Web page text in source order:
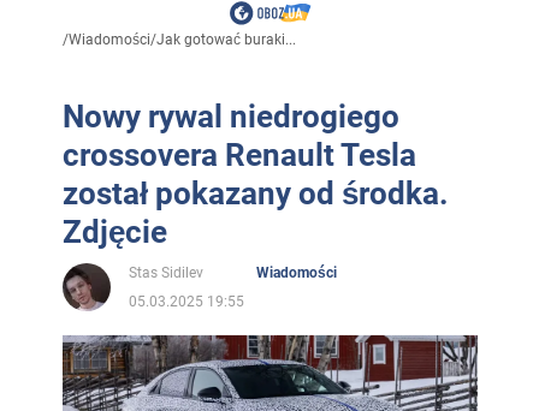
/Wiadomości/Jak gotować buraki...
Nowy rywal niedrogiego
crossovera Renault Tesla
został pokazany od środka.
Zdjęcie
Stas Sidilev
Wiadomości
05.03.2025 19:55